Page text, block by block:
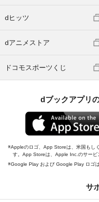
dヒッツ
dアニメストア
ドコモスポーツくじ
dブックアプリ
Appleのロゴ、App Storeは、米国もし
す。App Storeは、Apple Inc.のサービ
Google Play および Google Play ロゴ
サ